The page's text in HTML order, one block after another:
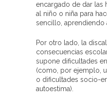
encargado de dar las
al niño o niña para
sencillo, aprendiendo
Por otro lado, la
consecuencias
supone dificultades
(como, por ejemplo,
o dificultades socio-
autoestima).